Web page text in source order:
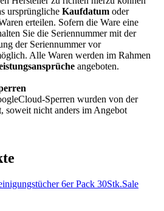
ursprüngliche Kaufdatum oder
erteilen. Sofern die Ware eine
Sie die Seriennummer mit der
der Seriennummer vor
Alle Waren werden im Rahmen
angeboten.
Sperren wurden von der
soweit nicht anders im Angebot
Sale